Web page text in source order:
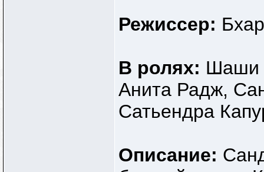
Режиссер:
В ролях: Шаши
Анита Радж,
Сатьендра
Описание: